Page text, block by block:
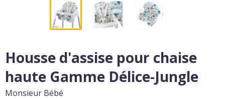
Housse d'assise pour chaise
haute Gamme Délice-Jungle
Monsieur Bébé